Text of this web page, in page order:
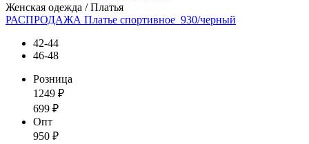
Женская одежда / Платья
РАСПРОДАЖА Платье спортивное_930/черный
42-44
46-48
Розница
1249 ₽
699 ₽
Опт
950 ₽